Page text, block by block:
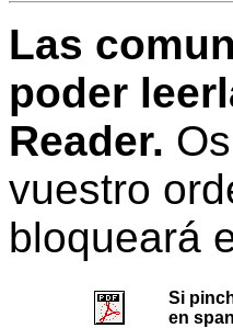
Las
poder
Reader.
vuestro
bloqueará
Si
en